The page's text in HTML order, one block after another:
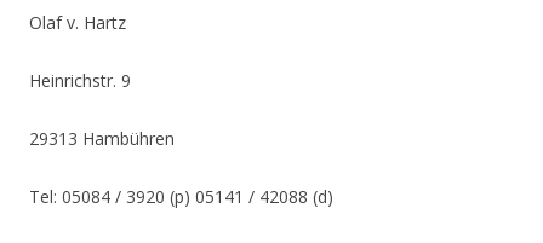
Olaf v. Hartz
Heinrichstr. 9
29313 Hambühren
Tel: 05084 / 3920 (p) 05141 / 42088 (d)